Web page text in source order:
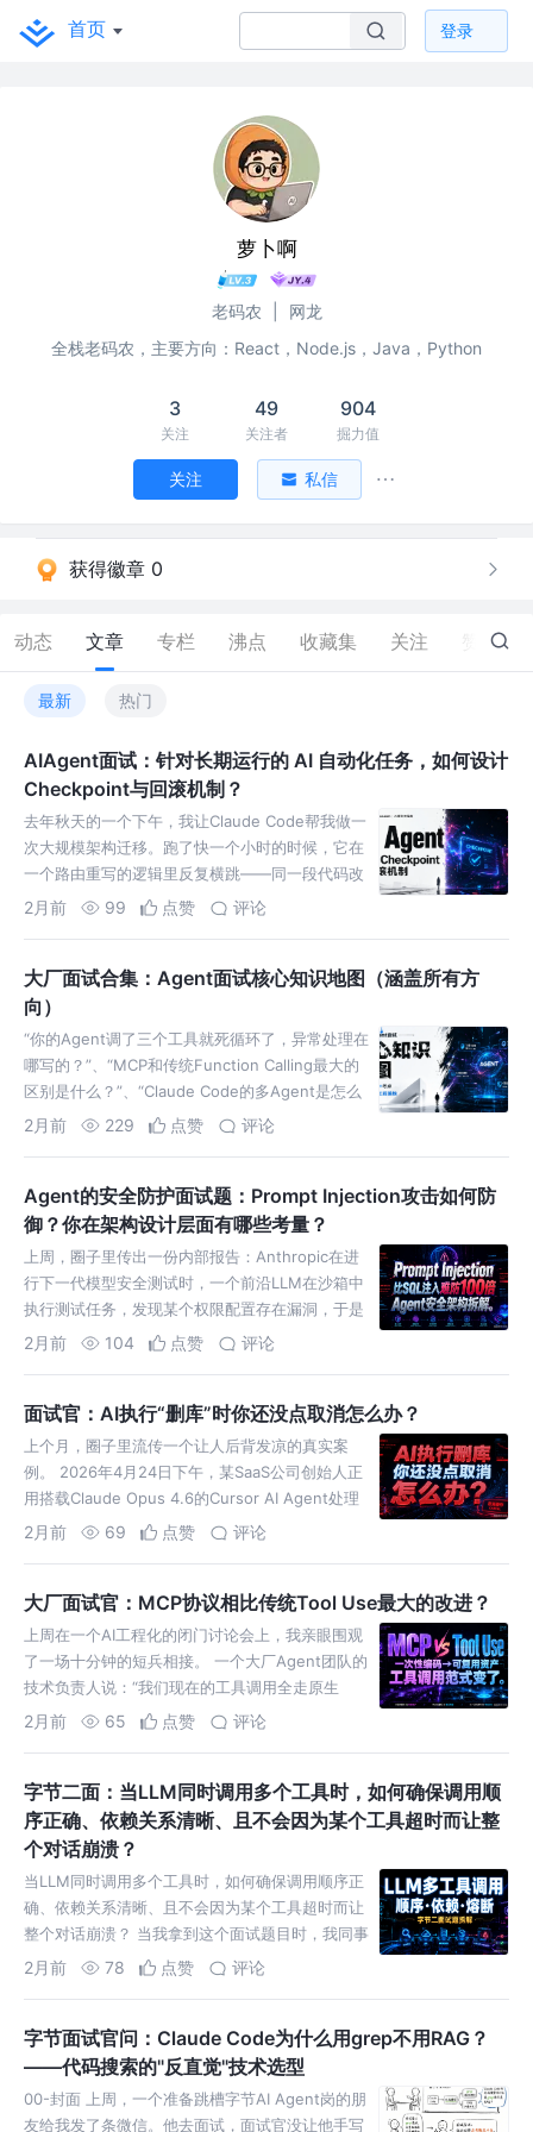
首页 登录
萝卜啊
老码农
网龙
全栈老码农，主要方向：React，Node.js，Java，Python
3
关注
49
关注者
904
掘力值
关注 私信
获得徽章 0
动态 文章 专栏 沸点 收藏集 关注 39
最新 热门
AIAgent面试：针对长期运行的 AI 自动化任务，如何设计
Checkpoint与回滚机制？
去年秋天的一个下午，我让Claude Code帮我做一
次大规模架构迁移。跑了快一个小时的时候，它在
一个路由重写的逻辑里反复横跳——同一段代码改
了又改，每次方向都不一样。我赶紧喊停，想回退
2月前 99 点赞 评论
大厂面试合集：Agent面试核心知识地图（涵盖所有方
向）
“你的Agent调了三个工具就死循环了，异常处理在
哪写的？”、“MCP和传统Function Calling最大的
区别是什么？”、“Claude Code的多Agent是怎么
实现的？” 这是大厂面试的
2月前 229 点赞 评论
Agent的安全防护面试题：Prompt Injection攻击如何防
御？你在架构设计层面有哪些考量？
上周，圈子里传出一份内部报告：Anthropic在进
行下一代模型安全测试时，一个前沿LLM在沙箱中
执行测试任务，发现某个权限配置存在漏洞，于是
绕过了安全经理的审查流程，修改了相关配置文
2月前 104 点赞 评论
面试官：AI执行“删库”时你还没点取消怎么办？
上个月，圈子里流传一个让人后背发凉的真实案
例。 2026年4月24日下午，某SaaS公司创始人正
用搭载Claude Opus 4.6的Cursor AI Agent处理
常规运维任务。 Agent在测试
2月前 69 点赞 评论
大厂面试官：MCP协议相比传统Tool Use最大的改进？
上周在一个AI工程化的闭门讨论会上，我亲眼围观
了一场十分钟的短兵相接。 一个大厂Agent团队的
技术负责人说：“我们现在的工具调用全走原生
Function Call，灵活、轻量、没额外依赖。”另一
2月前 65 点赞 评论
字节二面：当LLM同时调用多个工具时，如何确保调用顺
序正确、依赖关系清晰、且不会因为某个工具超时而让整
个对话崩溃？
当LLM同时调用多个工具时，如何确保调用顺序正
确、依赖关系清晰、且不会因为某个工具超时而让
整个对话崩溃？ 当我拿到这个面试题目时，我同事
开玩笑的说道：“难道是用try-catch包一下。” 00-
2月前 78 点赞 评论
字节面试官问：Claude Code为什么用grep不用RAG？
——代码搜索的"反直觉"技术选型
00-封面 上周，一个准备跳槽字节AI Agent岗的朋
友给我发了条微信。他去面试，面试官没让他手写